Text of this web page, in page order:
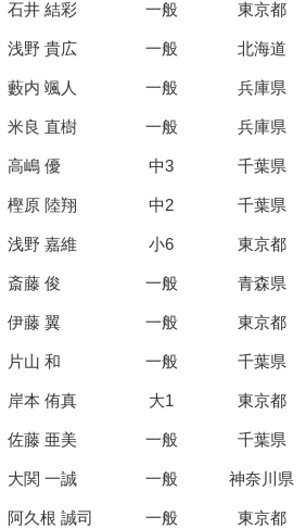
石井 結彩 一般 東京都
浅野 貴広 一般 北海道
藪内 颯人 一般 兵庫県
米良 直樹 一般 兵庫県
高嶋 優 中3 千葉県
樫原 陸翔 中2 千葉県
浅野 嘉維 小6 東京都
斎藤 俊 一般 青森県
伊藤 翼 一般 東京都
片山 和 一般 千葉県
岸本 侑真 大1 東京都
佐藤 亜美 一般 千葉県
大関 一誠 一般 神奈川県
阿久根 誠司 一般 東京都